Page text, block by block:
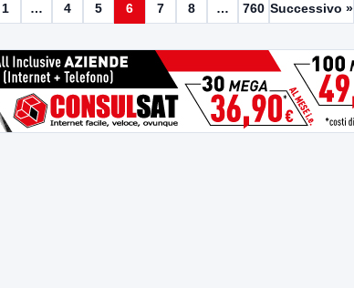
1 … 4 5 6 7 8 … 760 Successivo »